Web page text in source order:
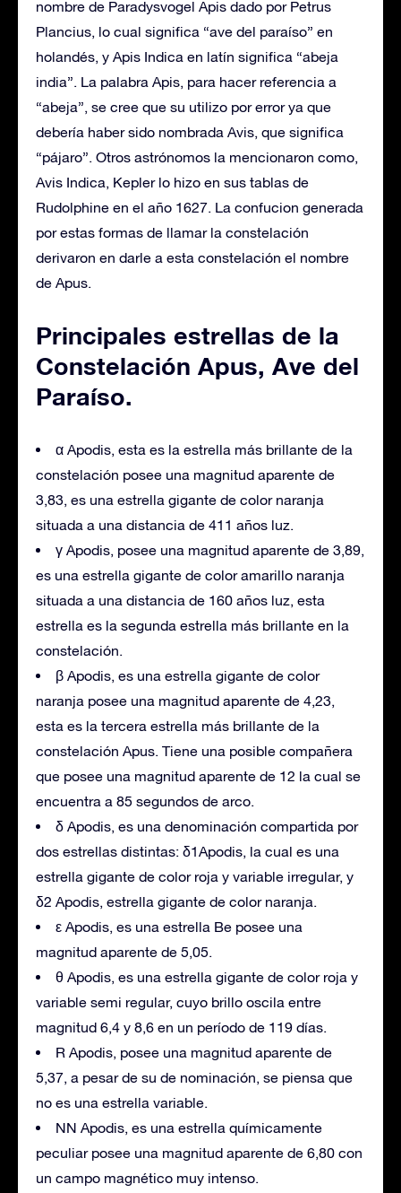
nombre de Paradysvogel Apis dado por Petrus
Plancius, lo cual significa “ave del paraíso” en
holandés, y Apis Indica en latín significa “abeja
india”. La palabra Apis, para hacer referencia a
“abeja”, se cree que su utilizo por error ya que
debería haber sido nombrada Avis, que significa
“pájaro”. Otros astrónomos la mencionaron como,
Avis Indica, Kepler lo hizo en sus tablas de
Rudolphine en el año 1627. La confucion generada
por estas formas de llamar la constelación
derivaron en darle a esta constelación el nombre
de Apus.
Principales estrellas de la
Constelación Apus, Ave del
Paraíso.
α Apodis, esta es la estrella más brillante de la
constelación posee una magnitud aparente de
3,83, es una estrella gigante de color naranja
situada a una distancia de 411 años luz.
γ Apodis, posee una magnitud aparente de 3,89,
es una estrella gigante de color amarillo naranja
situada a una distancia de 160 años luz, esta
estrella es la segunda estrella más brillante en la
constelación.
β Apodis, es una estrella gigante de color
naranja posee una magnitud aparente de 4,23,
esta es la tercera estrella más brillante de la
constelación Apus. Tiene una posible compañera
que posee una magnitud aparente de 12 la cual se
encuentra a 85 segundos de arco.
δ Apodis, es una denominación compartida por
dos estrellas distintas: δ1Apodis, la cual es una
estrella gigante de color roja y variable irregular, y
δ2 Apodis, estrella gigante de color naranja.
ε Apodis, es una estrella Be posee una
magnitud aparente de 5,05.
θ Apodis, es una estrella gigante de color roja y
variable semi regular, cuyo brillo oscila entre
magnitud 6,4 y 8,6 en un período de 119 días.
R Apodis, posee una magnitud aparente de
5,37, a pesar de su de nominación, se piensa que
no es una estrella variable.
NN Apodis, es una estrella químicamente
peculiar posee una magnitud aparente de 6,80 con
un campo magnético muy intenso.